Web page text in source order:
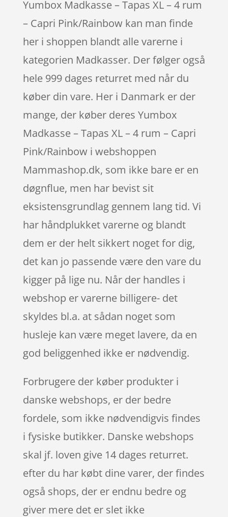
Yumbox Madkasse – Tapas XL – 4 rum
– Capri Pink/Rainbow kan man finde
her i shoppen blandt alle varerne i
kategorien Madkasser. Der følger også
hele 999 dages returret med når du
køber din vare. Her i Danmark er der
mange, der køber deres Yumbox
Madkasse – Tapas XL – 4 rum – Capri
Pink/Rainbow i webshoppen
Mammashop.dk, som ikke bare er en
døgnflue, men har bevist sit
eksistensgrundlag gennem lang tid. Vi
har håndplukket varerne og blandt
dem er der helt sikkert noget for dig,
det kan jo passende være den vare du
kigger på lige nu. Når der handles i
webshop er varerne billigere- det
skyldes bl.a. at sådan noget som
husleje kan være meget lavere, da en
god beliggenhed ikke er nødvendig.
Forbrugere der køber produkter i
danske webshops, er der bedre
fordele, som ikke nødvendigvis findes
i fysiske butikker. Danske webshops
skal jf. loven give 14 dages returret.
efter du har købt dine varer, der findes
også shops, der er endnu bedre og
giver mere det er slet ikke